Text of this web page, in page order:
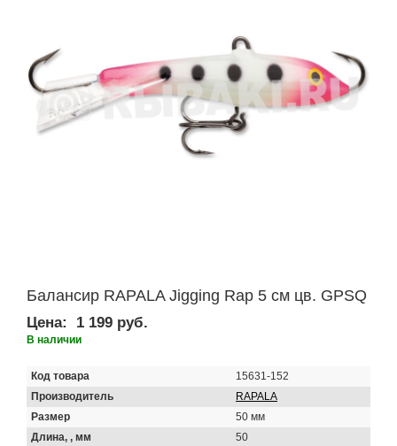
Балансир RAPALA Jigging Rap 5 см цв. GPSQ
Цена: 1 199 руб.
В наличии
Код товара
15631-152
Производитель
RAPALA
Размер
50 мм
Длина, , мм
50